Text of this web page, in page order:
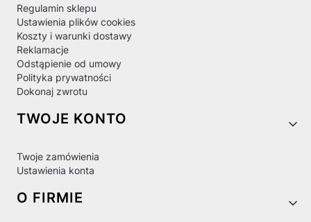
Regulamin sklepu
Ustawienia plików cookies
Koszty i warunki dostawy
Reklamacje
Odstąpienie od umowy
Polityka prywatności
Dokonaj zwrotu
TWOJE KONTO
Twoje zamówienia
Ustawienia konta
O FIRMIE